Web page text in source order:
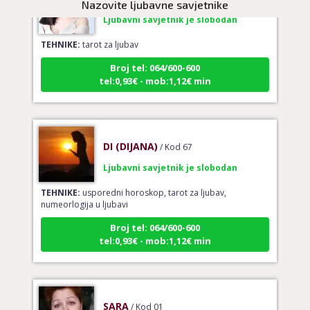
Nazovite ljubavne savjetnike
Ljubavni savjetnik je slobodan
TEHNIKE:tarot za ljubav
Broj tel: 064/600-600
tel:0,93€ - mob:1,12€ min
TEHNIKE:usporedni horoskop, tarot za ljubav,
numeorlogija u ljubavi
Broj tel: 064/600-600
tel:0,93€ - mob:1,12€ min